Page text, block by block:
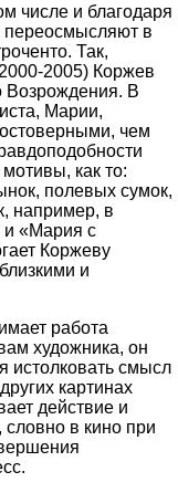
числе и благодаря
переосмысляют в
Так,
2005) Коржев
Возрождения. В
Марии,
чем
как то:
полевых сумок,
например, в
и «Мария с
Коржеву
и
работа
художника, он
истолковать смысл
картинах
действие и
в кино при